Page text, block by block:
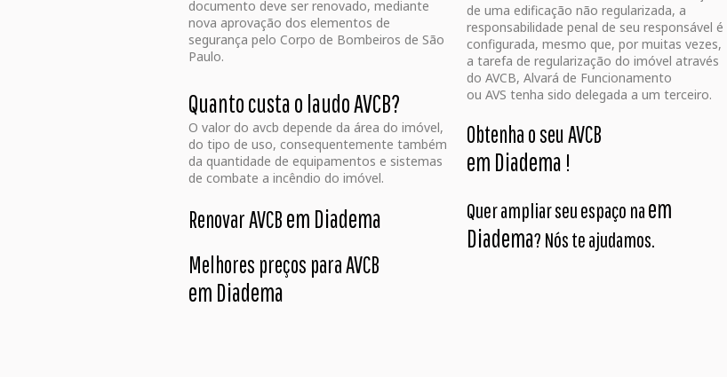
documento deve ser renovado, mediante
nova aprovação dos elementos de
segurança pelo Corpo de Bombeiros de São
Paulo.
Quanto custa o laudo AVCB?
O valor do avcb depende da área do imóvel,
do tipo de uso, consequentemente também
da quantidade de equipamentos e sistemas
de combate a incêndio do imóvel.
Renovar AVCB em Diadema
Melhores preços para AVCB
em Diadema
de uma edificação não regularizada, a
responsabilidade penal de seu responsável é
configurada, mesmo que, por muitas vezes,
a tarefa de regularização do imóvel através
do AVCB, Alvará de Funcionamento
ou AVS tenha sido delegada a um terceiro.
Obtenha o seu AVCB
em Diadema !
Quer ampliar seu espaço naem
Diadema? Nós te ajudamos.